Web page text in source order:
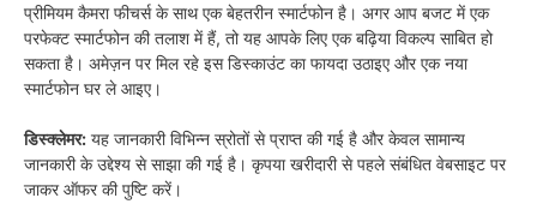
प्रीमियम कैमरा फीचर्स के साथ एक बेहतरीन स्मार्टफोन है। अगर आप बजट में एक
परफेक्ट स्मार्टफोन की तलाश में हैं, तो यह आपके लिए एक बढ़िया विकल्प साबित हो
सकता है। अमेज़न पर मिल रहे इस डिस्काउंट का फायदा उठाइए और एक नया
स्मार्टफोन घर ले आइए।
डिस्क्लेमर: यह जानकारी विभिन्न स्रोतों से प्राप्त की गई है और केवल सामान्य
जानकारी के उद्देश्य से साझा की गई है। कृपया खरीदारी से पहले संबंधित वेबसाइट पर
जाकर ऑफर की पुष्टि करें।